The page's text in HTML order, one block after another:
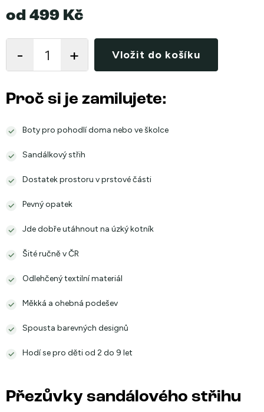
od 499 Kč
cena:
Vložit do košíku
Proč si je zamilujete:
Boty pro pohodlí doma nebo ve školce
Sandálkový střih
Dostatek prostoru v prstové části
Pevný opatek
Jde dobře utáhnout na úzký kotník
Šité ručně v ČR
Odlehčený textilní materiál
Měkká a ohebná podešev
Spousta barevných designů
Hodí se pro děti od 2 do 9 let
Přezůvky sandálového střihu